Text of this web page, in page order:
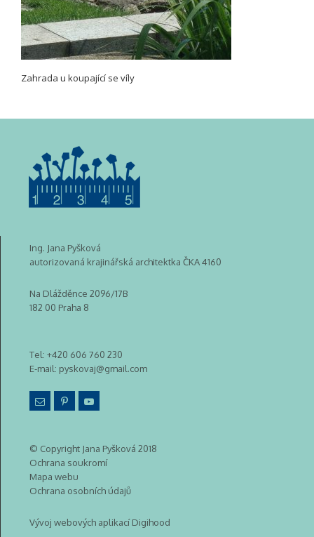
Zahrada u koupající se víly
Ing. Jana Pyšková
autorizovaná krajinářská architektka ČKA 4160
Na Dlážděnce 2096/17B
182 00 Praha 8
Tel: +420 606 760 230
E-mail: pyskovaj@gmail.com
© Copyright Jana Pyšková 2018
Ochrana soukromí
Mapa webu
Ochrana osobních údajů
Vývoj webových aplikací Digihood